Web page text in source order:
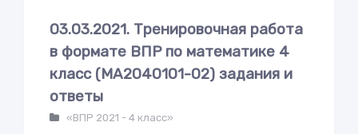
03.03.2021. Тренировочная работа
в формате ВПР по математике 4
класс (МА2040101-02) задания и
ответы
«ВПР 2021 - 4 класс»